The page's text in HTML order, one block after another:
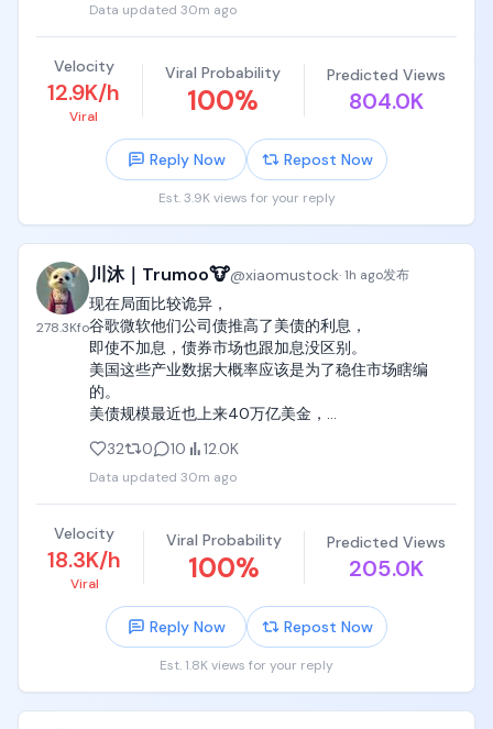
Data updated 30m ago
Velocity
12.9K/h
Viral
Viral Probability
100%
Predicted Views
804.0K
Reply Now Repost Now
Est. 3.9K views for your reply
278.3Kfo
川沐｜Trumoo🐮@xiaomustock·1h ago发布
现在局面比较诡异，
谷歌微软他们公司债推高了美债的利息，
即使不加息，债券市场也跟加息没区别。
美国这些产业数据大概率应该是为了稳住市场瞎编
的。
美债规模最近也上来40万亿美金，
的追赶降价打击让人对美元在未来的信誉有了不确定
性。
同时7月科技持续暴跌导致资金对市场的避险需求催生
了最近一个月老登资产和黄金白银的触底反弹。
32 0 10 12.0K
Data updated 30m ago
Velocity
18.3K/h
Viral
Viral Probability
100%
Predicted Views
205.0K
Reply Now Repost Now
Est. 1.8K views for your reply